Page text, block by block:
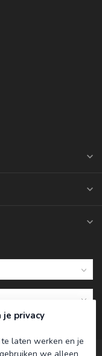
je privacy
laten werken en je